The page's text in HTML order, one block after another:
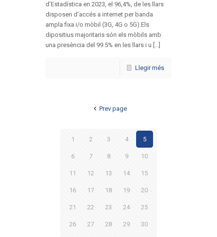
d’Estadística en 2023, el 96,4%, de les llars
disposen d’accés a internet per banda
ampla fixa i/o mòbil (3G, 4G o 5G).Els
dipositius majoritaris són els mòbils amb
una presència del 99.5% en les llars i u [...]
Llegir més
Prev page
1 2 3 4 5
6 7 8 9 10
11 12 13 14 15
16 17 18 19 20
21 22 23 24 25
26 27 28 29 30